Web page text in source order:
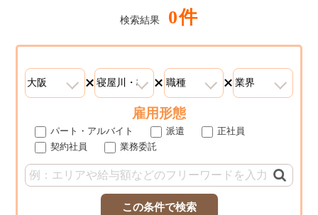
検索結果 0件
雇用形態
パート・アルバイト 派遣
正社員
契約社員
業務委託
この条件で検索